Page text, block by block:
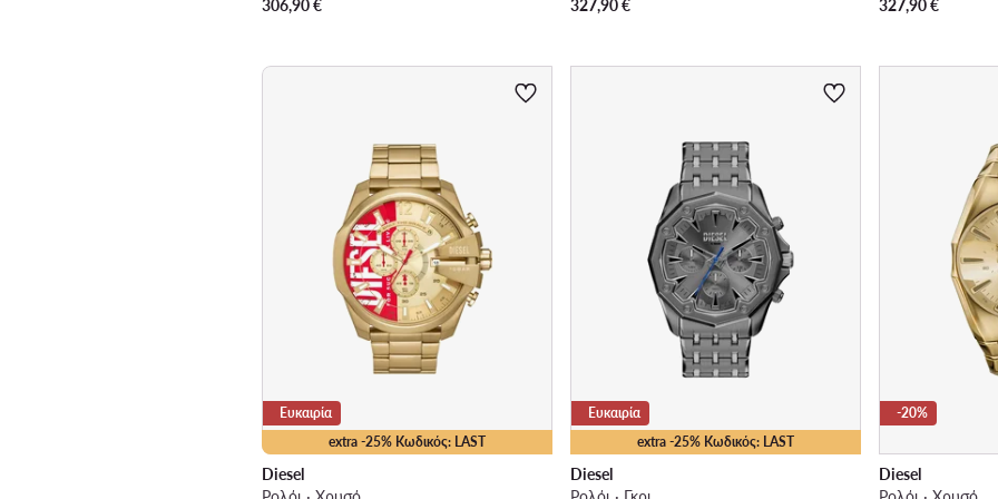
306,90€
327,90€
327,90€
extra -25% Κωδικός: LAST
Ευκαιρία
Diesel
extra -25% Κωδικός: LAST
Ευκαιρία
Diesel
-20%
Diesel